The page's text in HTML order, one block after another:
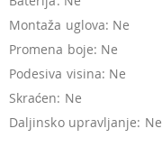
Montaža uglova: Ne
Promena boje: Ne
Podesiva visina: Ne
Skraćen: Ne
Daljinsko upravljanje: Ne